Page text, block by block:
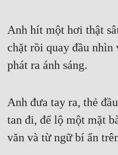
Anh hít một hơi thật
chặt rồi quay đầu nhìn
phát ra ánh sáng.
Anh đưa tay ra, thẻ
tan đi, để lộ một mặt
văn và từ ngữ bí ẩn